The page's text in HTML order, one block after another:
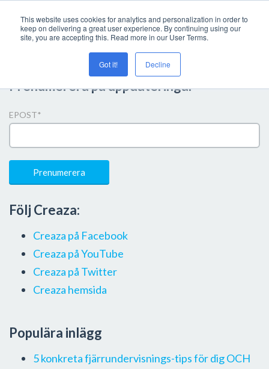
This website uses cookies for analytics and personalization in order to
keep on delivering a great user experience. By continuing using our
site, you are accepting this. Read more in our User Terms.
Got it! Decline
Prenumerera på uppdateringar
EPOST*
Följ Creaza:
Creaza på Facebook
Creaza på YouTube
Creaza på Twitter
Creaza hemsida
Populära inlägg
5 konkreta fjärrundervisnings-tips för dig OCH